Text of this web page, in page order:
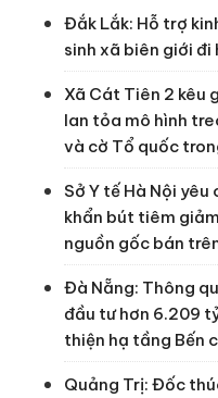
Đắk Lắk: Hỗ trợ
sinh xã biên giới đi
Xã Cát Tiên 2 kêu
lan tỏa mô hình
và cờ Tổ quốc
Sở Y tế Hà Nội yêu
khẩn bút tiêm
nguồn gốc bán
Đà Nẵng: Thông
đầu tư hơn 6.209
thiện hạ tầng Bến
Quảng Trị: Đốc